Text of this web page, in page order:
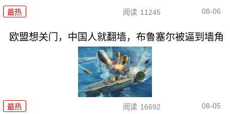
最热 阅读 11245 08-06
欧盟想关门，中国人就翻墙，布鲁塞尔被逼到墙角
最热 阅读 16692 08-05